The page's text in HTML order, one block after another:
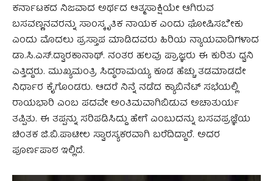
ಕರ್ನಾಟಕದ ನಿಜವಾದ ಅರ್ಥದ ಆತ್ಮಸಾಕ್ಷಿಯೇ ಆಗಿರುವ
ಬಸವಣ್ಣನವರನ್ನು ಸಾಂಸ್ಕೃತಿಕ ನಾಯಕ ಎಂದು ಘೋಷಿಸಬೇಕು
ಎಂದು ಮೊದಲು ಪ್ರಸ್ತಾಪ ಮಾಡಿದವರು ಹಿರಿಯ ನ್ಯಾಯವಾದಿಗಳಾದ
ಡಾ.ಸಿ.ಎಸ್.ದ್ವಾರಕಾನಾಥ್. ನಂತರ ಹಲವು ಪ್ರಾಜ್ಞರು ಈ ಕುರಿತು ಧ್ವನಿ
ಎತ್ತಿದ್ದರು. ಮುಖ್ಯಮಂತ್ರಿ ಸಿದ್ಧರಾಮಯ್ಯ ಕೂಡ ಹೆಚ್ಚು ತಡಮಾಡದೇ
ನಿರ್ಧಾರ ಕೈಗೊಂಡರು. ಆದರೆ ನಿನ್ನೆ ನಡೆದ ಕ್ಯಾಬಿನೆಟ್ ಸಭೆಯಲ್ಲಿ
ರಾಯಭಾರಿ ಎಂಬ ಪದವೇ ಅಂತಿಮವಾಗಿಬಿಡುವ ಅಚಾತುರ್ಯ
ತಪ್ಪಿತು. ಈ ತಪ್ಪನ್ನು ಸರಿಪಡಿಸಿದ್ದು ಹೇಗೆ ಎಂಬುದನ್ನು ಬಸವಪ್ರಜ್ಞೆಯ
ಚಿಂತಕ ಜಿ.ಬಿ.ಪಾಟೀಲ ಸ್ವಾರಸ್ಯಕರವಾಗಿ ಬರೆದಿದ್ದಾರೆ. ಅದರ
ಪೂರ್ಣಪಾಠ ಇಲ್ಲಿದೆ.